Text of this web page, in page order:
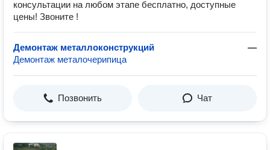
консультации на любом этапе бесплатно, доступные
цены! Звоните !
Демонтаж металлоконструкций
—
Демонтаж металочерипица
Позвонить Чат